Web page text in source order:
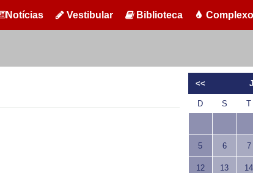
Notícias Vestibular Biblioteca
<<
D S T
5 6 7
12 13 14